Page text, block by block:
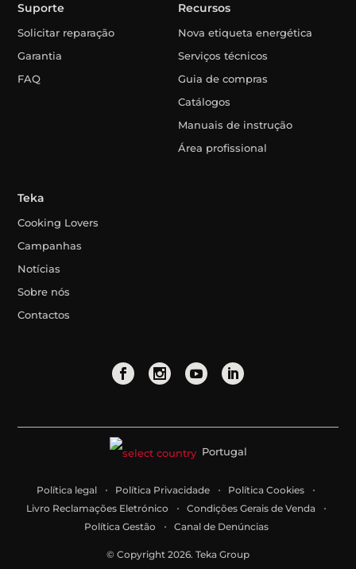
Suporte
Solicitar reparação
Garantia
FAQ
Recursos
Nova etiqueta energética
Serviços técnicos
Guia de compras
Catálogos
Manuais de instrução
Área profissional
Teka
Cooking Lovers
Campanhas
Notícias
Sobre nós
Contactos
Portugal
Política legal Política Privacidade
Política Cookies
Livro Reclamações Eletrónico
Condições Gerais de Venda
Política Gestão
Canal de Denúncias
© Copyright 2026. Teka Group